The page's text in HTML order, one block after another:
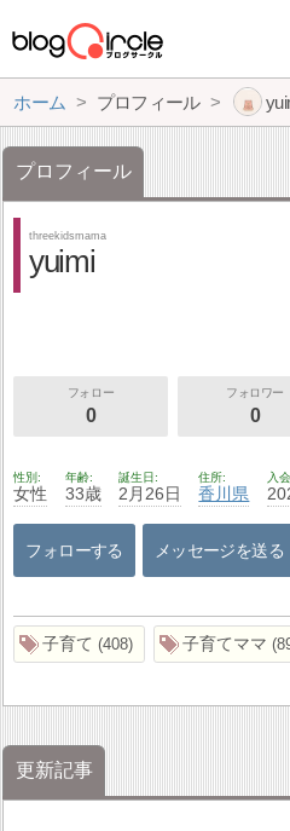
ホーム プロフィール
プロフィール
threekidsmama
yuimi
フォロー
0
フォロワー
0
性別
女性
年齢
33歳
誕生日
2月26日
住所
香川県
入
フォローする メッセージを送る
子育て 408 子育てママ
更新記事